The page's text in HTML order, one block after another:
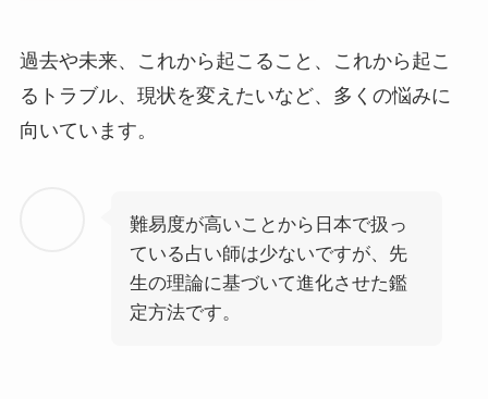
過去や未来、これから起こること、これから起こ
るトラブル、現状を変えたいなど、多くの悩みに
向いています。
難易度が高いことから日本で扱っ
ている占い師は少ないですが、先
生の理論に基づいて進化させた鑑
定方法です。